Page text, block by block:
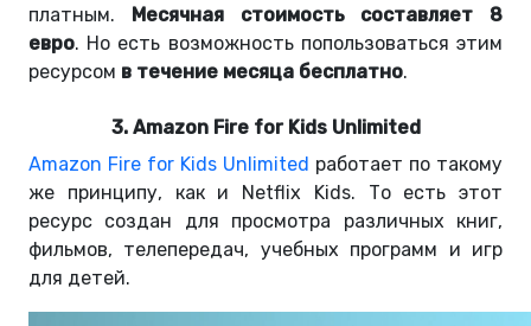
платным. Месячная стоимость составляет 8
евро. Но есть возможность попользоваться этим
ресурсом в течение месяца бесплатно.
3. Amazon Fire for Kids Unlimited
Amazon Fire for Kids Unlimited работает по такому
же принципу, как и Netflix Kids. То есть этот
ресурс создан для просмотра различных книг,
фильмов, телепередач, учебных программ и игр
для детей.